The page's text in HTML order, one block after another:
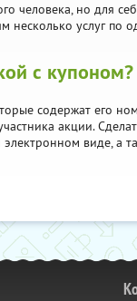
человека, но для
несколько услуг
с купоном?
содержат его
акции.
виде, а